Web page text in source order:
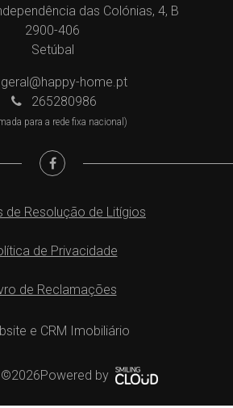
das Colónias, 4, B
2900-406
Setúbal
geral@happy-home.pt
265280986
para a rede fixa nacional)
de Resolução de Litígios
de Privacidade
de Reclamações
e CRM Imobiliário
©2026Powered by